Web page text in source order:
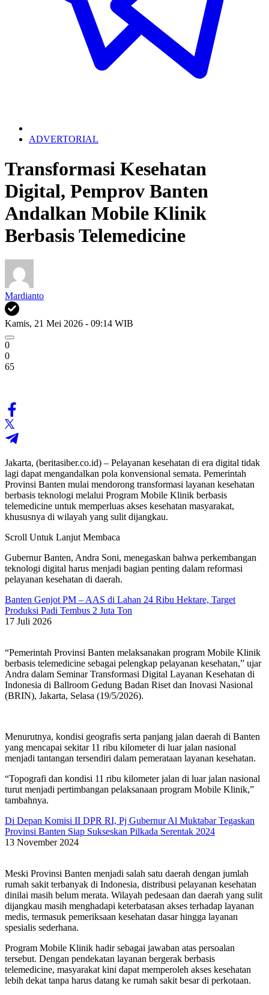
ADVERTORIAL
Transformasi Kesehatan
Digital, Pemprov Banten
Andalkan Mobile Klinik
Berbasis Telemedicine
Mardianto
Kamis, 21 Mei 2026 - 09:14 WIB
0
0
65
Jakarta, (beritasiber.co.id) – Pelayanan kesehatan di era digital tidak
lagi dapat mengandalkan pola konvensional semata. Pemerintah
Provinsi Banten mulai mendorong transformasi layanan kesehatan
berbasis teknologi melalui Program Mobile Klinik berbasis
telemedicine untuk memperluas akses kesehatan masyarakat,
khususnya di wilayah yang sulit dijangkau.
Scroll Untuk Lanjut Membaca
Gubernur Banten, Andra Soni, menegaskan bahwa perkembangan
teknologi digital harus menjadi bagian penting dalam reformasi
pelayanan kesehatan di daerah.
Banten Genjot PM – AAS di Lahan 24 Ribu Hektare, Target
Produksi Padi Tembus 2 Juta Ton
17 Juli 2026
“Pemerintah Provinsi Banten melaksanakan program Mobile Klinik
berbasis telemedicine sebagai pelengkap pelayanan kesehatan,” ujar
Andra dalam Seminar Transformasi Digital Layanan Kesehatan di
Indonesia di Ballroom Gedung Badan Riset dan Inovasi Nasional
(BRIN), Jakarta, Selasa (19/5/2026).
Menurutnya, kondisi geografis serta panjang jalan daerah di Banten
yang mencapai sekitar 11 ribu kilometer di luar jalan nasional
menjadi tantangan tersendiri dalam pemerataan layanan kesehatan.
“Topografi dan kondisi 11 ribu kilometer jalan di luar jalan nasional
turut menjadi pertimbangan pelaksanaan program Mobile Klinik,”
tambahnya.
Di Depan Komisi II DPR RI, Pj Gubernur Al Muktabar Tegaskan
Provinsi Banten Siap Sukseskan Pilkada Serentak 2024
13 November 2024
Meski Provinsi Banten menjadi salah satu daerah dengan jumlah
rumah sakit terbanyak di Indonesia, distribusi pelayanan kesehatan
dinilai masih belum merata. Wilayah pedesaan dan daerah yang sulit
dijangkau masih menghadapi keterbatasan akses terhadap layanan
medis, termasuk pemeriksaan kesehatan dasar hingga layanan
spesialis sederhana.
Program Mobile Klinik hadir sebagai jawaban atas persoalan
tersebut. Dengan pendekatan layanan bergerak berbasis
telemedicine, masyarakat kini dapat memperoleh akses kesehatan
lebih dekat tanpa harus datang ke rumah sakit besar di perkotaan.